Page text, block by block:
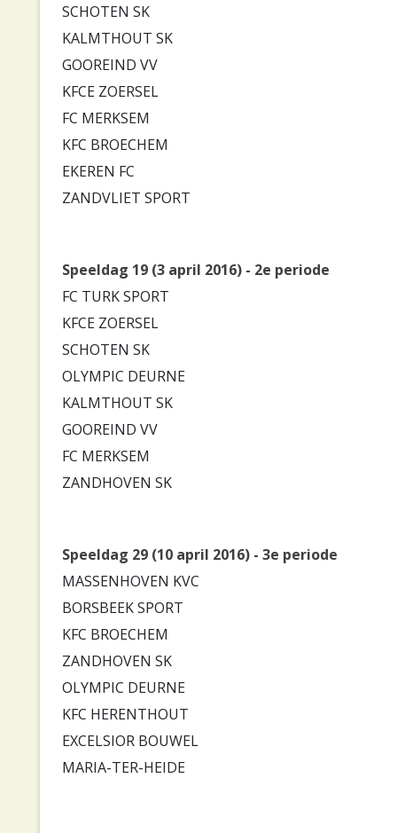
SCHOTEN SK
KALMTHOUT SK
GOOREIND VV
KFCE ZOERSEL
FC MERKSEM
KFC BROECHEM
EKEREN FC
ZANDVLIET SPORT
Speeldag 19 (3 april 2016) - 2e periode
FC TURK SPORT
KFCE ZOERSEL
SCHOTEN SK
OLYMPIC DEURNE
KALMTHOUT SK
GOOREIND VV
FC MERKSEM
ZANDHOVEN SK
Speeldag 29 (10 april 2016) - 3e periode
MASSENHOVEN KVC
BORSBEEK SPORT
KFC BROECHEM
ZANDHOVEN SK
OLYMPIC DEURNE
KFC HERENTHOUT
EXCELSIOR BOUWEL
MARIA-TER-HEIDE